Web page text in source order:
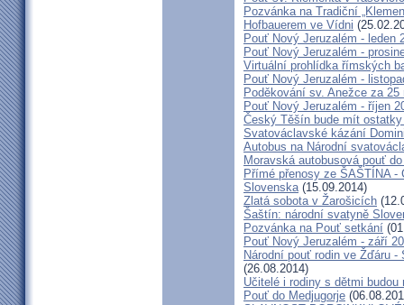
Pozvánka na Tradiční
Hofbauerem ve Vídni
Pouť Nový Jeruzalém - leden
Pouť Nový Jeruzalém -
Virtuální prohlídka římských
Pouť Nový Jeruzalém -
Poděkování sv. Anežce za 25
Pouť Nový Jeruzalém - říjen
Český Těšín bude mít
Svatováclavské kázání
Autobus na Národní
Moravská autobusová pouť
Přímé přenosy ze ŠAŠTÍNA -
Slovenska(15.09.2014)
Zlatá sobota v Žarošicích
Šaštín: národní svatyně
Pozvánka na Pouť setkání
Pouť Nový Jeruzalém - září
Národní pouť rodin ve Žďáru
(26.08.2014)
Učitelé i rodiny s dětmi
Pouť do Medjugorje